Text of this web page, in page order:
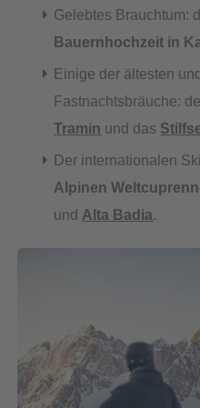
Gelebtes Brauchtum:
Bauernhochzeit in
Einige der ältesten
Fastnachtsbräuche:
Tramin und das
Der internationalen
Alpinen
und Alta Badia.